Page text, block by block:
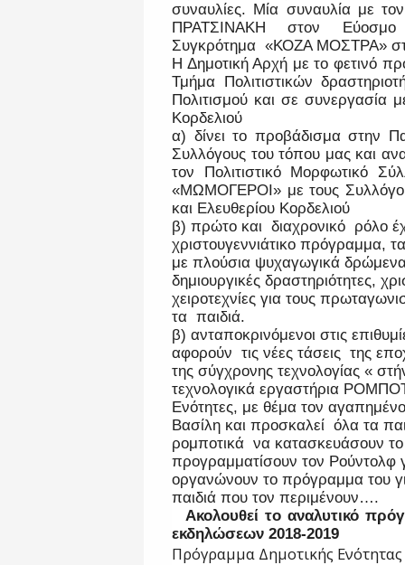
συναυλίες. Μία συναυλία με
ΠΡΑΤΣΙΝΑΚΗ στον
Συγκρότημα «ΚΟΖΑ ΜΟΣΤΡΑ»
Η Δημοτική Αρχή με το φετινό
Τμήμα Πολιτιστικών
Πολιτισμού και σε συνεργασία
Κορδελιού
α) δίνει το προβάδισμα στην
Συλλόγους του τόπου μας και
τον Πολιτιστικό Μορφωτικό
«ΜΩΜΟΓΕΡΟΙ» με τους
και Ελευθερίου Κορδελιού
β) πρώτο και διαχρονικό ρόλο
χριστουγεννιάτικο
με πλούσια ψυχαγωγικά
δημιουργικές δραστηριότητες,
χειροτεχνίες για τους
τα παιδιά.
β) ανταποκρινόμενοι στις
αφορούν τις νέες τάσεις της
της σύγχρονης τεχνολογίας «
τεχνολογικά εργαστήρια
Ενότητες, με θέμα τον
Βασίλη και προσκαλεί όλα τα
ρομποτικά να κατασκευάσουν
προγραμματίσουν τον Ρούντολφ
οργανώνουν το πρόγραμμα του
παιδιά που τον περιμένουν….
Ακολουθεί το αναλυτικό
εκδηλώσεων 2018-2019
Πρόγραμμα Δημοτικής